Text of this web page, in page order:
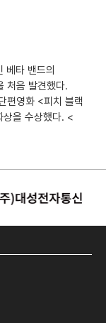
베타 밴드의
처음 발견했다.
편영화 <피치 블랙
을 수상했다. <